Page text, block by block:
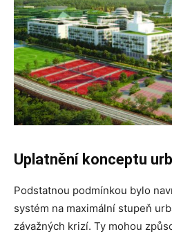
Uplatnění konceptu
Podstatnou podmínkou bylo
systém na maximální stupeň
závažných krizí. Ty mohou